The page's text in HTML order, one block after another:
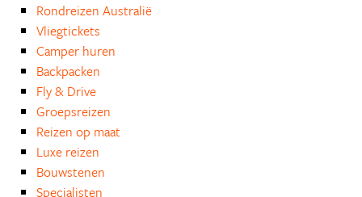
Rondreizen Australië
Vliegtickets
Camper huren
Backpacken
Fly & Drive
Groepsreizen
Reizen op maat
Luxe reizen
Bouwstenen
Specialisten